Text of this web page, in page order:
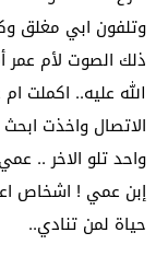
وتلفون ابي مغلق
ذلك الصوت لأم عمر
الله عليه.. اكملت
الاتصال واخذت
واحد تلو الاخر ..
إبن عمي ! اشخاص
حياة لمن تنادي..